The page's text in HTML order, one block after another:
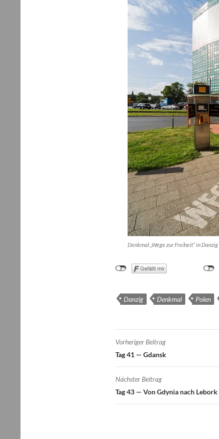
Denk­mal „Wege zur Frei­heit“ in Danzig
Danzig Denkmal Polen
Beitragsnavigation
Vorheriger Beitrag
Tag 41 — Gdansk
Nächster Beitrag
Tag 43 — Von Gdynia nach Lebork